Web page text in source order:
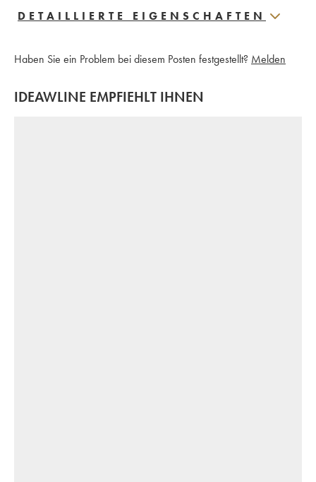
DETAILLIERTE EIGENSCHAFTEN
Haben Sie ein Problem bei diesem Posten festgestellt? Melden
IDEAWLINE EMPFIEHLT IHNEN